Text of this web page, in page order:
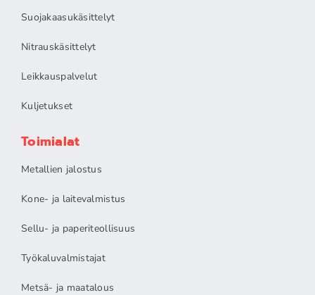
Suojakaasukäsittelyt
Nitrauskäsittelyt
Leikkauspalvelut
Kuljetukset
Toimialat
Metallien jalostus
Kone- ja laitevalmistus
Sellu- ja paperiteollisuus
Työkaluvalmistajat
Metsä- ja maatalous